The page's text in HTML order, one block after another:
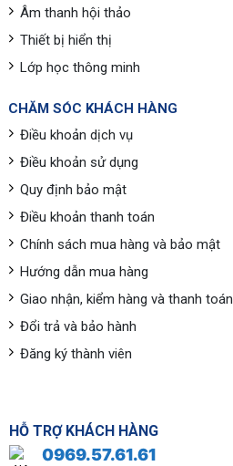
Âm thanh hội thảo
Thiết bị hiển thị
Lớp học thông minh
CHĂM SÓC KHÁCH HÀNG
Điều khoản dịch vụ
Điều khoản sử dụng
Quy định bảo mật
Điều khoản thanh toán
Chính sách mua hàng và bảo mật
Hướng dẫn mua hàng
Giao nhận, kiểm hàng và thanh toán
Đổi trả và bảo hành
Đăng ký thành viên
HỖ TRỢ KHÁCH HÀNG
0969.57.61.61